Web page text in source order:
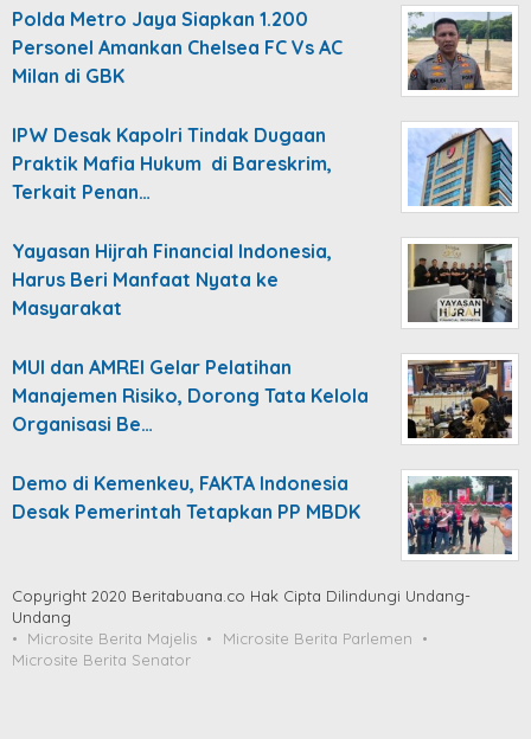
Polda Metro Jaya Siapkan 1.200
Personel Amankan Chelsea FC Vs AC
Milan di GBK
IPW Desak Kapolri Tindak Dugaan
Praktik Mafia Hukum di Bareskrim,
Terkait Penan…
Yayasan Hijrah Financial Indonesia,
Harus Beri Manfaat Nyata ke
Masyarakat
MUI dan AMREI Gelar Pelatihan
Manajemen Risiko, Dorong Tata Kelola
Organisasi Be…
Demo di Kemenkeu, FAKTA Indonesia
Desak Pemerintah Tetapkan PP MBDK
Copyright 2020 Beritabuana.co Hak Cipta Dilindungi Undang-
Undang
Microsite Berita Majelis
Microsite Berita Parlemen
Microsite Berita Senator